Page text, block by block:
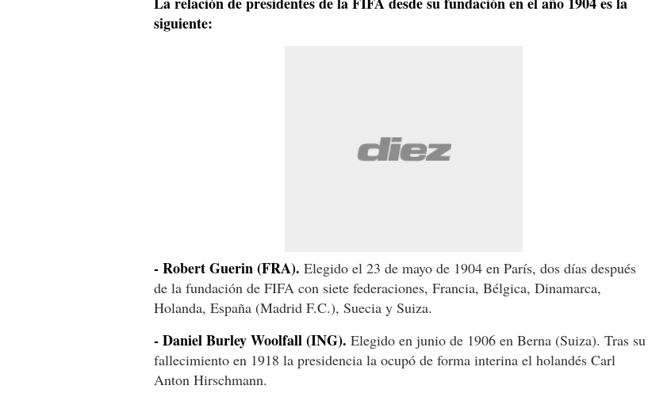
siguiente:
- Robert Guerin (FRA). Elegido el 23 de mayo de 1904 en París, dos días después
de la fundación de FIFA con siete federaciones, Francia, Bélgica, Dinamarca,
Holanda, España (Madrid F.C.), Suecia y Suiza.
- Daniel Burley Woolfall (ING). Elegido en junio de 1906 en Berna (Suiza). Tras su
fallecimiento en 1918 la presidencia la ocupó de forma interina el holandés Carl
Anton Hirschmann.